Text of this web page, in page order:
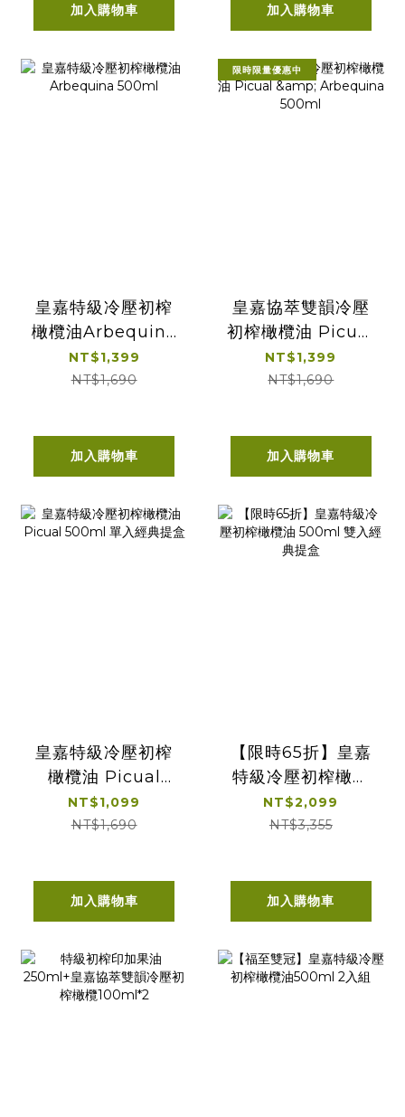
加入購物車 加入購物車
皇嘉特級冷壓初榨
橄欖油Arbequina
500ml
NT$1,399
NT$1,690
加入購物車
限時限量優惠中
皇嘉協萃雙韻冷壓
初榨橄欖油 Picual
& Arbequina
500ml
NT$1,399
NT$1,690
加入購物車
皇嘉特級冷壓初榨
橄欖油 Picual
500ml 單入經典提
盒
NT$1,099
NT$1,690
加入購物車
【限時65折】皇嘉
特級冷壓初榨橄欖
油 500ml 雙入經
典提盒
NT$2,099
NT$3,355
加入購物車